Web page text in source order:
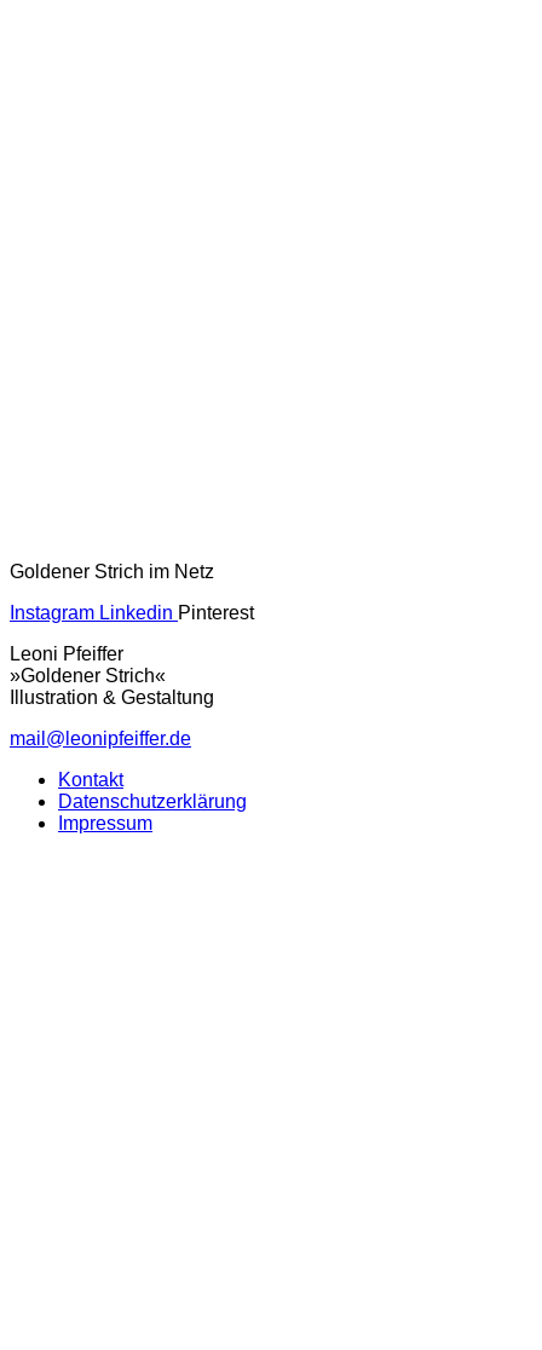
Goldener Strich im Netz
Instagram Linkedin Pinterest
Leoni Pfeiffer
»Goldener Strich«
Illustration & Gestaltung
mail@leonipfeiffer.de
Kontakt
Datenschutzerklärung
Impressum